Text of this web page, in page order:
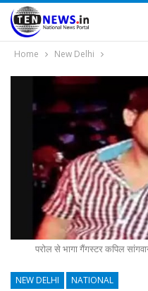
Home New Delhi
परोल से भागा गैंगस्टर कपिल
NEW DELHI NATIONAL